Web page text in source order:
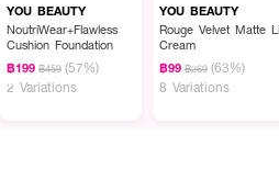
ผลลัพธ์ที่ได้:
มาส์กเจลลี่ช่วยให้ผิวสดชื่น เย็นสบาย พร้อมล็
ผิว ด้วย 2% NAG*, 4D Collagen** และ
YOU BEAUTY
NoutriWear+Flawless
Cushion Foundation
฿199 ฿459 (57%)
2 Variations
YOU BEAUTY
Rouge Velvet Matte
Cream
฿99 ฿269 (63%)
8 Variations